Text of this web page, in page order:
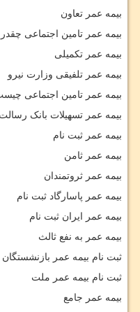
بیمه عمر تعاون
بیمه عمر تامین اجتماعی
بیمه عمر تکمیلی
بیمه عمر تلفیقی وزارت نیرو
بیمه عمر تامین اجتماعی
بیمه عمر تسهیلات بانک رسالت
بیمه عمر ثبت نام
بیمه عمر ثامن
بیمه عمر ثروتمندان
بیمه عمر پاسارگاد ثبت نام
بیمه عمر ایران ثبت نام
بیمه عمر به نفع ثالث
ثبت نام بیمه عمر
ثبت نام بیمه عمر ملت
بیمه عمر جامع